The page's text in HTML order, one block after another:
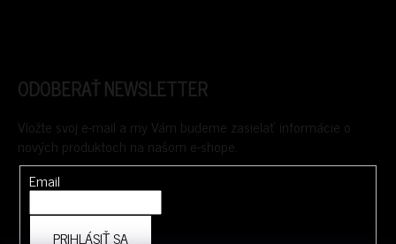
ODOBERAŤ NEWSLETTER
Vložte svoj e-mail a my Vám budeme zasielať informácie o
nových produktoch na našom e-shope.
Email
PRIHLÁSIŤ SA